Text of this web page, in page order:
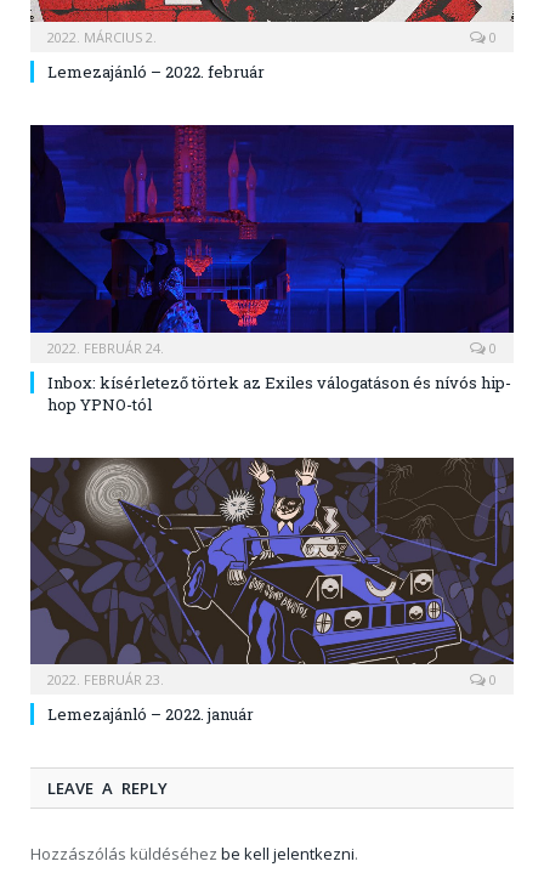
2022. MÁRCIUS 2. 0
Lemezajánló – 2022. február
2022. FEBRUÁR 24. 0
Inbox: kísérletező törtek az Exiles válogatáson és nívós hip-
hop YPNO-tól
2022. FEBRUÁR 23. 0
Lemezajánló – 2022. január
LEAVE A REPLY
Hozzászólás küldéséhez be kell jelentkezni.